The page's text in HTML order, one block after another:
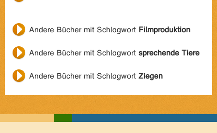
Andere Bücher mit Schlagwort Filmproduktion
Andere Bücher mit Schlagwort sprechende Tiere
Andere Bücher mit Schlagwort Ziegen